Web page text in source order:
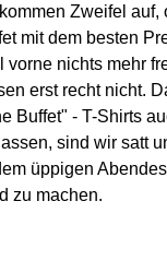
Zweifel
mit dem besten
vorne nichts mehr
erst recht nicht.
Buffet" - T-Shirts
sind wir satt
üppigen
zu machen.